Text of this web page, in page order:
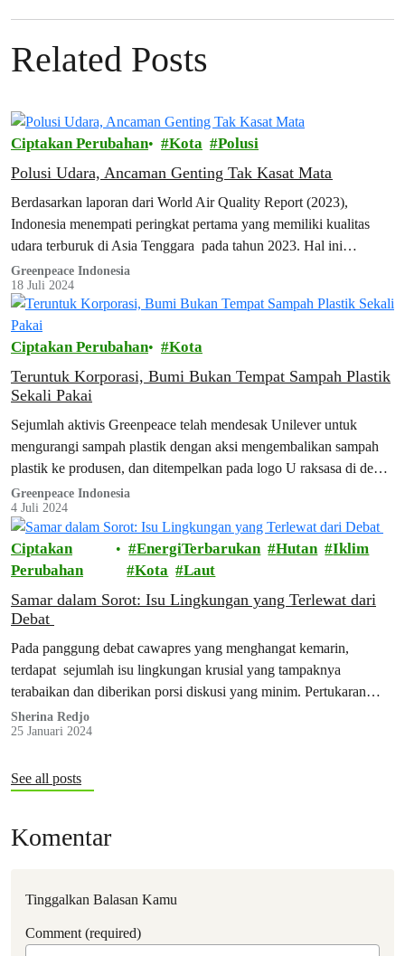
Related Posts
Ciptakan Perubahan Kota Polusi
Polusi Udara, Ancaman Genting Tak Kasat Mata
Berdasarkan laporan dari World Air Quality Report (2023),
Indonesia menempati peringkat pertama yang memiliki kualitas
udara terburuk di Asia Tenggara pada tahun 2023. Hal ini
menunjukkan bahwa masalah polusi udara merupakan tantangan
serius yang perlu segera ditangani di Indonesia. Salah satu yang
menjadi sumber polutan udara di Indonesia adalah PLTU batu
bara.
Greenpeace Indonesia
18 Juli 2024
Ciptakan Perubahan Kota
Teruntuk Korporasi, Bumi Bukan Tempat Sampah Plastik
Sekali Pakai
Sejumlah aktivis Greenpeace telah mendesak Unilever untuk
mengurangi sampah plastik dengan aksi mengembalikan sampah
plastik ke produsen, dan ditempelkan pada logo U raksasa di depan
Graha Unilever.
Greenpeace Indonesia
4 Juli 2024
Ciptakan
Perubahan
EnergiTerbarukan Hutan
Iklim
Kota
Laut
Samar dalam Sorot: Isu Lingkungan yang Terlewat dari
Debat
Pada panggung debat cawapres yang menghangat kemarin,
terdapat sejumlah isu lingkungan krusial yang tampaknya
terabaikan dan diberikan porsi diskusi yang minim. Pertukaran
gagasan antara para calon wakil presiden, tampaknya melupakan
beberapa elemen penting terkait keberlanjutan dan keberagaman
Sherina Redjo
25 Januari 2024
See all posts
Komentar
Tinggalkan Balasan Kamu
Comment (required)